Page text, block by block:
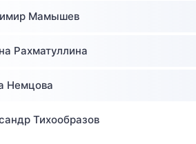
Мамышев
Рахматуллина
Немцова
Тихообразов